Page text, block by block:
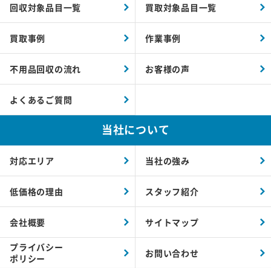
回収対象品目一覧 買取対象品目一覧
買取事例 作業事例
不用品回収の流れ お客様の声
よくあるご質問
当社について
対応エリア 当社の強み
低価格の理由 スタッフ紹介
会社概要 サイトマップ
プライバシー
ポリシー
お問い合わせ